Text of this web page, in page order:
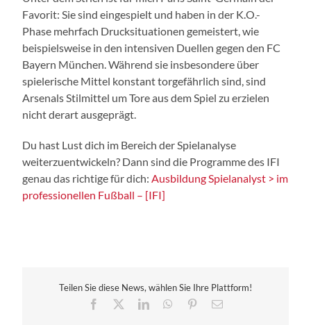
Favorit: Sie sind eingespielt und haben in der K.O.-
Phase mehrfach Drucksituationen gemeistert, wie
beispielsweise in den intensiven Duellen gegen den FC
Bayern München. Während sie insbesondere über
spielerische Mittel konstant torgefährlich sind, sind
Arsenals Stilmittel um Tore aus dem Spiel zu erzielen
nicht derart ausgeprägt.
Du hast Lust dich im Bereich der Spielanalyse
weiterzuentwickeln? Dann sind die Programme des IFI
genau das richtige für dich: Ausbildung Spielanalyst > im
professionellen Fußball – [IFI]
Teilen Sie diese News, wählen Sie Ihre Plattform!
Facebook
LinkedInWhatsApp
Pinterest
E-